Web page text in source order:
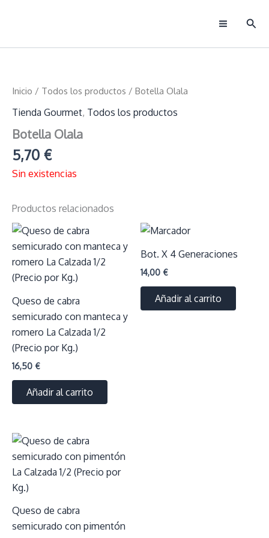
Inicio / Todos los productos / Botella Olala
Tienda Gourmet, Todos los productos
Botella Olala
5,70 €
Sin existencias
Productos relacionados
Queso de cabra
semicurado con manteca y
romero La Calzada 1/2
(Precio por Kg.)
16,50 €
Añadir al carrito
Bot. X 4 Generaciones
14,00 €
Añadir al carrito
Queso de cabra
semicurado con pimentón